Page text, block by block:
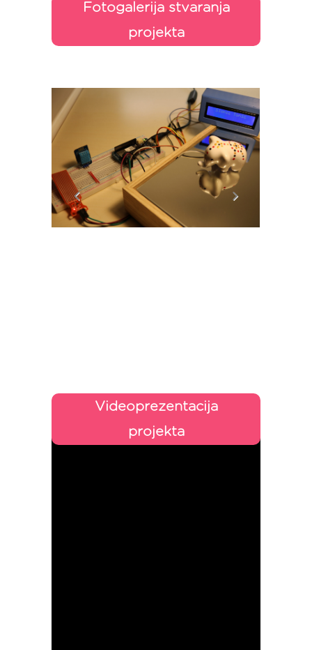
Fotogalerija stvaranja
projekta
Videoprezentacija
projekta